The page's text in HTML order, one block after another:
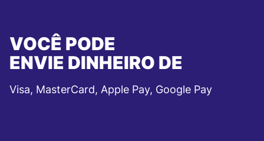
VOCÊ PODE
ENVIE DINHEIRO DE
Visa, MasterCard, Apple Pay, Google Pay